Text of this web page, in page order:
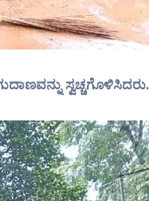
ಸ್ವಚ್ಚಗೊಳಿಸಿದರು.